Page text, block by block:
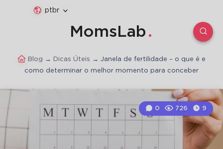
ptbr
MomsLab
Blog → Dicas Úteis → Janela de fertilidade – o que é e
como determinar o melhor momento para conceber
0 726 9